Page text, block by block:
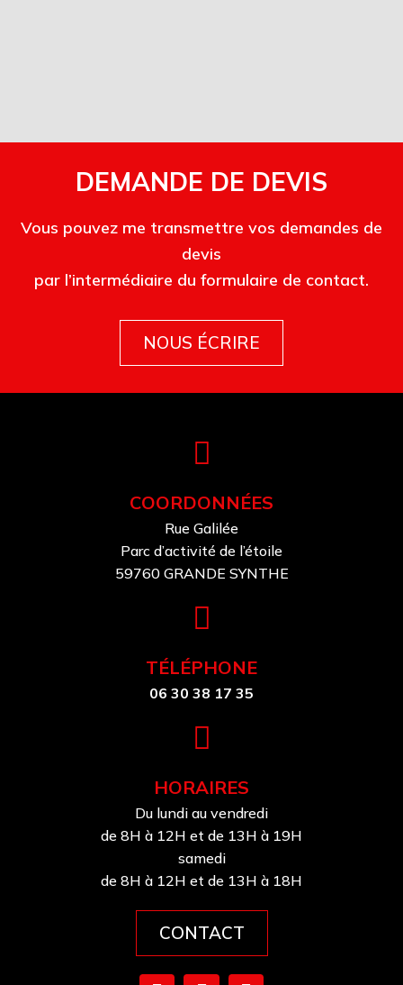
DEMANDE DE DEVIS
Vous pouvez me transmettre vos demandes de
devis
par l’intermédiaire du formulaire de contact.
NOUS ÉCRIRE
COORDONNÉES
Rue Galilée
Parc d’activité de l’étoile
59760 GRANDE SYNTHE
TÉLÉPHONE
06 30 38 17 35
HORAIRES
Du lundi au vendredi
de 8H à 12H et de 13H à 19H
samedi
de 8H à 12H et de 13H à 18H
CONTACT